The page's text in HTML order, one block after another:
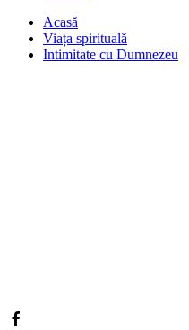
Acasă
Viața spirituală
Intimitate cu Dumnezeu